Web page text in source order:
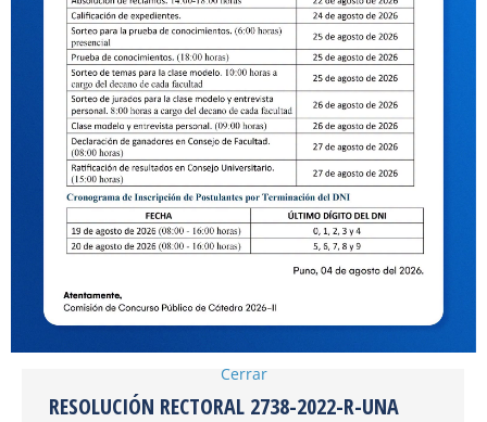
RESOLUCIÓN RECTORAL 2790-2022-R-UNA
ByReker Luque 29 noviembre, 2022
RESOLUCIÓN RECTORAL 2741-2022-R-UNA
ByReker Luque 28 noviembre, 2022
RESOLUCIÓN RECTORAL 2739-2022-R-UNA
Byadmin 28 noviembre, 2022
RESOLUCIÓN RECTORAL 2738-2022-R-UNA
Cerrar